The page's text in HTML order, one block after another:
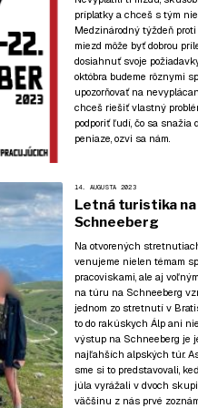
príplatky a chceš s tým
Medzinárodný týždeň
miezd môže byť dobrou
dosiahnuť svoje
októbra budeme rôznymi
upozorňovať na
chceš riešiť vlastný
podporiť ľudí, čo sa snažia
peniaze, ozvi sa nám.
14. AUGUSTA 2023
Letná turistika na
Schneeberg
Na otvorených
venujeme nielen témam
pracoviskami, ale aj
na túru na Schneeberg
jednom zo stretnutí v
to do rakúskych Álp ani
výstup na Schneeberg je
najľahších alpských túr.
sme si to predstavovali,
júla vyrážali v dvoch
väčšinu z nás prvé